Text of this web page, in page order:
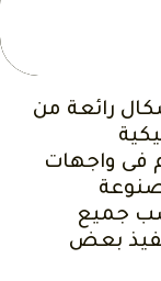
رائعة من
واجهات
جميع
بعض